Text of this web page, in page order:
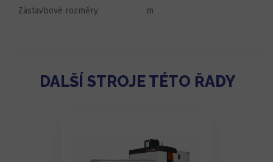
Zástavbové rozměry m
DALŠÍ STROJE TÉTO ŘADY